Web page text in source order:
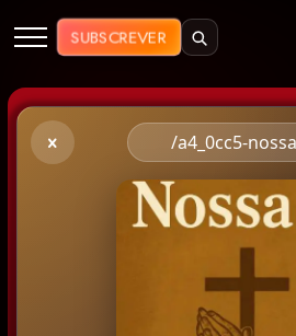
Muzik Plus AO -
SUBSCREVER
/a4_0cc5-